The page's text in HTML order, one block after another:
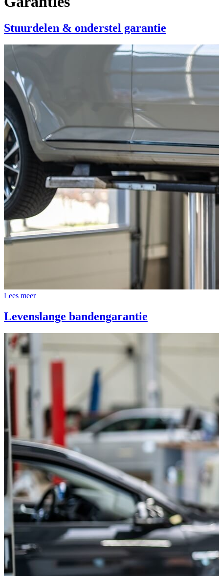
Stuurdelen & onderstel garantie
Lees meer
Levenslange bandengarantie